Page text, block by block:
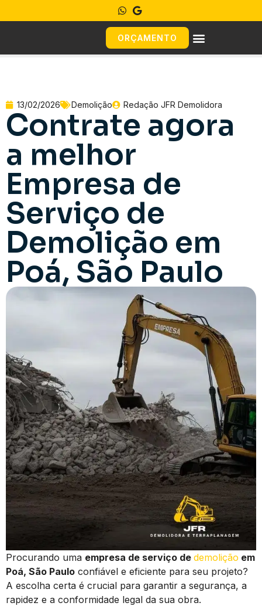
ORÇAMENTO
13/02/2026 Demolição Redação JFR Demolidora
Contrate agora
a melhor
Empresa de
Serviço de
Demolição em
Poá, São Paulo
Procurando uma empresa de serviço de demolição em
Poá, São Paulo confiável e eficiente para seu projeto?
A escolha certa é crucial para garantir a segurança, a
rapidez e a conformidade legal da sua obra.